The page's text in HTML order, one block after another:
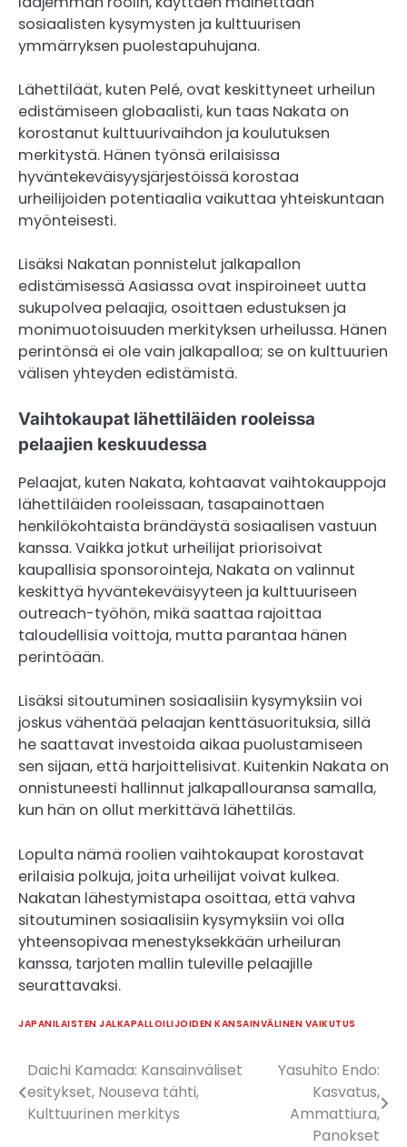
sosiaalisten kysymysten ja kulttuurisen
ymmärryksen puolestapuhujana.
Lähettiläät, kuten Pelé, ovat keskittyneet urheilun
edistämiseen globaalisti, kun taas Nakata on
korostanut kulttuurivaihdon ja koulutuksen
merkitystä. Hänen työnsä erilaisissa
hyväntekeväisyysjärjestöissä korostaa
urheilijoiden potentiaalia vaikuttaa yhteiskuntaan
myönteisesti.
Lisäksi Nakatan ponnistelut jalkapallon
edistämisessä Aasiassa ovat inspiroineet uutta
sukupolvea pelaajia, osoittaen edustuksen ja
monimuotoisuuden merkityksen urheilussa. Hänen
perintönsä ei ole vain jalkapalloa; se on kulttuurien
välisen yhteyden edistämistä.
Vaihtokaupat lähettiläiden rooleissa
pelaajien keskuudessa
Pelaajat, kuten Nakata, kohtaavat vaihtokauppoja
lähettiläiden rooleissaan, tasapainottaen
henkilökohtaista brändäystä sosiaalisen vastuun
kanssa. Vaikka jotkut urheilijat priorisoivat
kaupallisia sponsorointeja, Nakata on valinnut
keskittyä hyväntekeväisyyteen ja kulttuuriseen
outreach-työhön, mikä saattaa rajoittaa
taloudellisia voittoja, mutta parantaa hänen
perintöään.
Lisäksi sitoutuminen sosiaalisiin kysymyksiin voi
joskus vähentää pelaajan kenttäsuorituksia, sillä
he saattavat investoida aikaa puolustamiseen
sen sijaan, että harjoittelisivat. Kuitenkin Nakata on
onnistuneesti hallinnut jalkapallouransa samalla,
kun hän on ollut merkittävä lähettiläs.
Lopulta nämä roolien vaihtokaupat korostavat
erilaisia polkuja, joita urheilijat voivat kulkea.
Nakatan lähestymistapa osoittaa, että vahva
sitoutuminen sosiaalisiin kysymyksiin voi olla
yhteensopivaa menestyksekkään urheiluran
kanssa, tarjoten mallin tuleville pelaajille
seurattavaksi.
JAPANILAISTEN JALKAPALLOILIJOIDEN KANSAINVÄLINEN VAIKUTUS
Post
navigation
Daichi Kamada: Kansainväliset
esitykset, Nouseva tähti,
Kulttuurinen merkitys
Yasuhito Endo:
Kasvatus,
Ammattiura,
Panokset